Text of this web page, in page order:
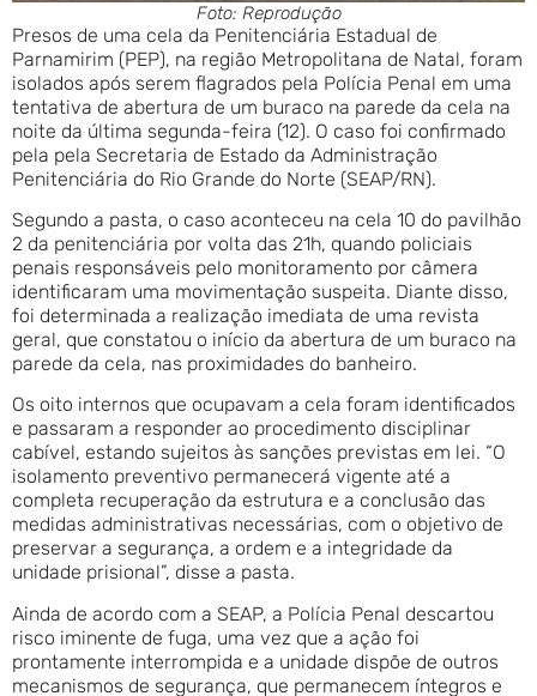
Foto: Reprodução
Presos de uma cela da Penitenciária Estadual de
Parnamirim (PEP), na região Metropolitana de Natal, foram
isolados após serem flagrados pela Polícia Penal em uma
tentativa de abertura de um buraco na parede da cela na
noite da última segunda-feira (12). O caso foi confirmado
pela pela Secretaria de Estado da Administração
Penitenciária do Rio Grande do Norte (SEAP/RN).
Segundo a pasta, o caso aconteceu na cela 10 do pavilhão
2 da penitenciária por volta das 21h, quando policiais
penais responsáveis pelo monitoramento por câmera
identificaram uma movimentação suspeita. Diante disso,
foi determinada a realização imediata de uma revista
geral, que constatou o início da abertura de um buraco na
parede da cela, nas proximidades do banheiro.
Os oito internos que ocupavam a cela foram identificados
e passaram a responder ao procedimento disciplinar
cabível, estando sujeitos às sanções previstas em lei. “O
isolamento preventivo permanecerá vigente até a
completa recuperação da estrutura e a conclusão das
medidas administrativas necessárias, com o objetivo de
preservar a segurança, a ordem e a integridade da
unidade prisional”, disse a pasta.
Ainda de acordo com a SEAP, a Polícia Penal descartou
risco iminente de fuga, uma vez que a ação foi
prontamente interrompida e a unidade dispõe de outros
mecanismos de segurança, que permanecem íntegros e